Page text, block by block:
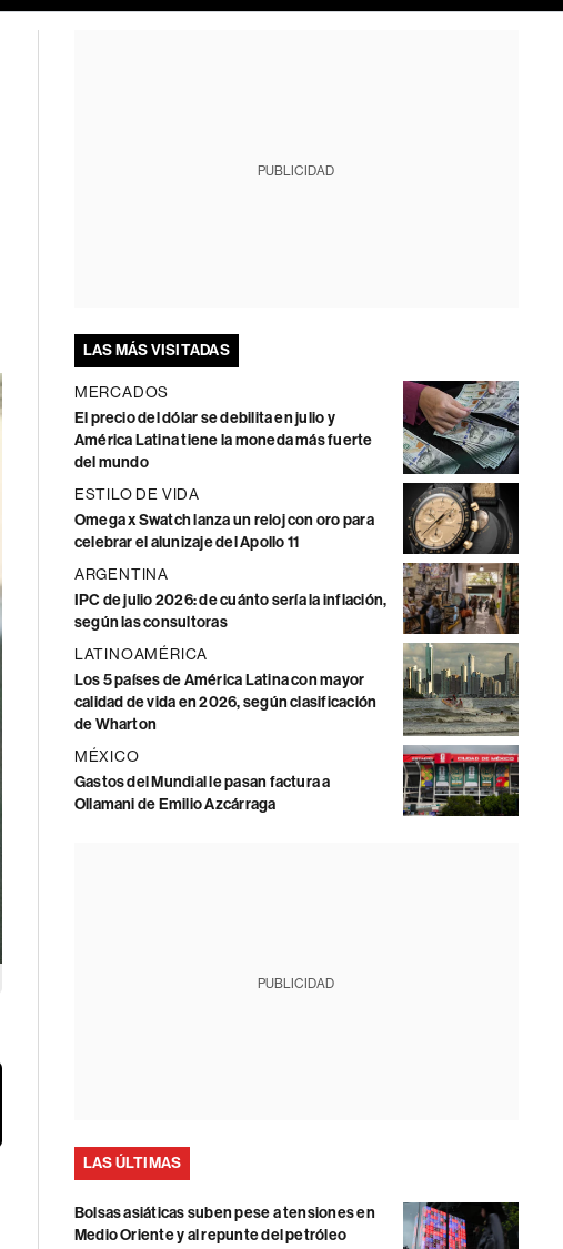
PUBLICIDAD
LAS MÁS VISITADAS
MERCADOS
El precio del dólar se debilita en julio y
América Latina tiene la moneda más fuerte
del mundo
ESTILO DE VIDA
Omega x Swatch lanza un reloj con oro para
celebrar el alunizaje del Apollo 11
ARGENTINA
IPC de julio 2026: de cuánto sería la inflación,
según las consultoras
LATINOAMÉRICA
Los 5 países de América Latina con mayor
calidad de vida en 2026, según clasificación
de Wharton
MÉXICO
Gastos del Mundial le pasan factura a
Ollamani de Emilio Azcárraga
PUBLICIDAD
LAS ÚLTIMAS
Bolsas asiáticas suben pese a tensiones en
Medio Oriente y al repunte del petróleo